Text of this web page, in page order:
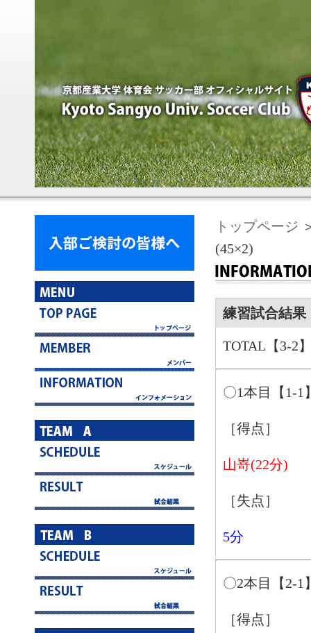
トップページ
(45×2)
練習試合結
TOTAL【3-2
〇1本目【1-1
［得点］
山嵜(22分)
［失点］
5分
〇2本目【2-1
［得点］